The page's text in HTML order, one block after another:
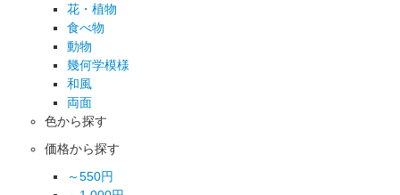
花・植物
食べ物
動物
幾何学模様
和風
両面
色から探す
価格から探す
～550円